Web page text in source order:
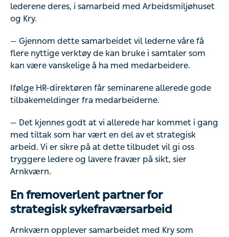
lederene deres, i samarbeid med Arbeidsmiljøhuset
og Kry.
— Gjennom dette samarbeidet vil lederne våre få
flere nyttige verktøy de kan bruke i samtaler som
kan være vanskelige å ha med medarbeidere.
Ifølge HR-direktøren får seminarene allerede gode
tilbakemeldinger fra medarbeiderne.
— Det kjennes godt at vi allerede har kommet i gang
med tiltak som har vært en del av et strategisk
arbeid. Vi er sikre på at dette tilbudet vil gi oss
tryggere ledere og lavere fravær på sikt, sier
Arnkværn.
En fremoverlent partner for
strategisk sykefraværsarbeid
Arnkværn opplever samarbeidet med Kry som